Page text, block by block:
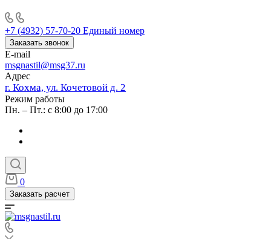
+7 (4932) 57-70-20 Единый номер
Заказать звонок
E-mail
msgnastil@msg37.ru
Адрес
г. Кохма, ул. Кочетовой д. 2
Режим работы
Пн. – Пт.: с 8:00 до 17:00
0
Заказать расчет